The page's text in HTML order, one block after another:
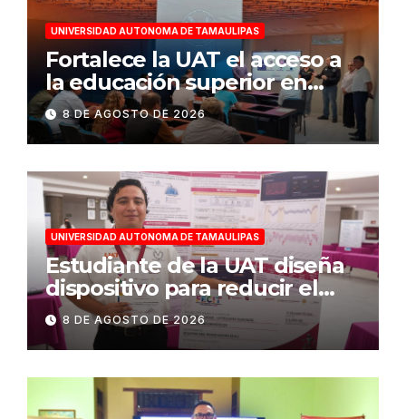
UNIVERSIDAD AUTONOMA DE TAMAULIPAS
Fortalece la UAT el acceso a
la educación superior en
comunidades
8 DE AGOSTO DE 2026
UNIVERSIDAD AUTONOMA DE TAMAULIPAS
Estudiante de la UAT diseña
dispositivo para reducir el
consumo eléctrico en
edificios
8 DE AGOSTO DE 2026